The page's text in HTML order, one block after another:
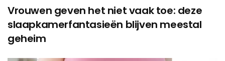
Vrouwen geven het niet vaak toe: deze
slaapkamerfantasieën blijven meestal
geheim